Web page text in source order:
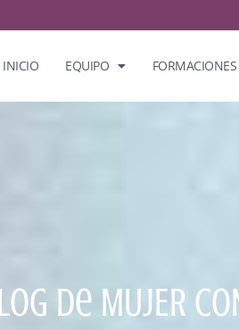
INICIO EQUIPO FORMACIONES
De MUJER